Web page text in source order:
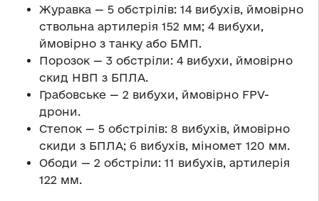
Журавка — 5 обстрілів: 14 вибухів, ймовірно
ствольна артилерія 152 мм; 4 вибухи,
ймовірно з танку або БМП.
Порозок — 3 обстріли: 4 вибухи, ймовірно
скид НВП з БПЛА.
Грабовське — 2 вибухи, ймовірно FPV-
дрони.
Степок — 5 обстрілів: 8 вибухів, ймовірно
скиди з БПЛА; 6 вибухів, міномет 120 мм.
Ободи — 2 обстріли: 11 вибухів, артилерія
122 мм.